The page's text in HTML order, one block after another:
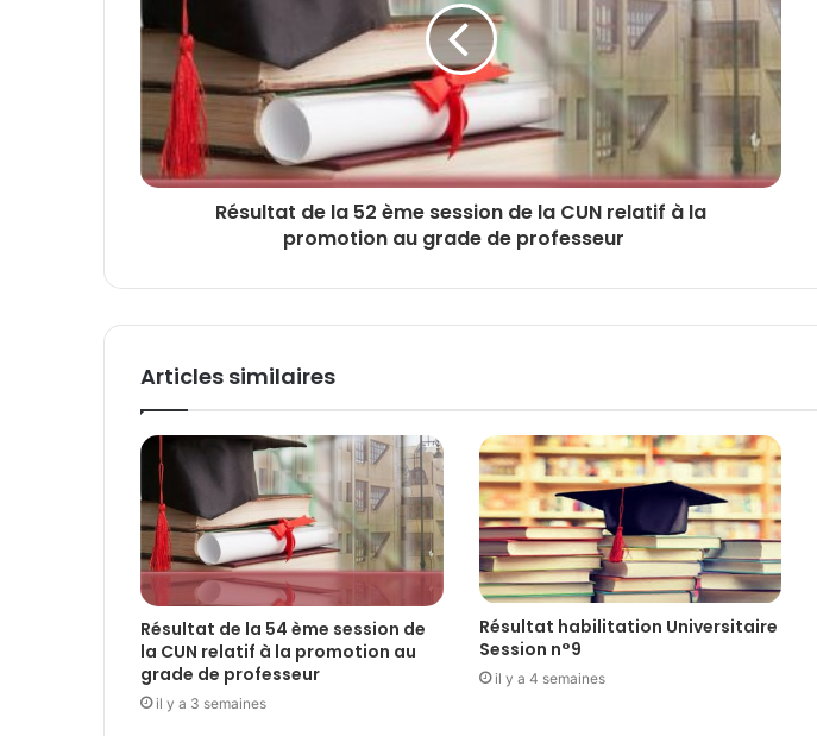
Résultat de la 52 ème session de la CUN relatif à la
promotion au grade de professeur
Articles similaires
Résultat de la 54 ème session de
la CUN relatif à la promotion au
grade de professeur
il y a 3 semaines
Résultat habilitation Universitaire
Session n°9
il y a 4 semaines